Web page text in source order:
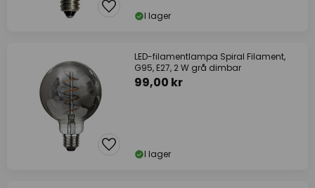
I lager
LED-filamentlampa Spiral Filament,
G95, E27, 2 W grå dimbar
99,00 kr
I lager